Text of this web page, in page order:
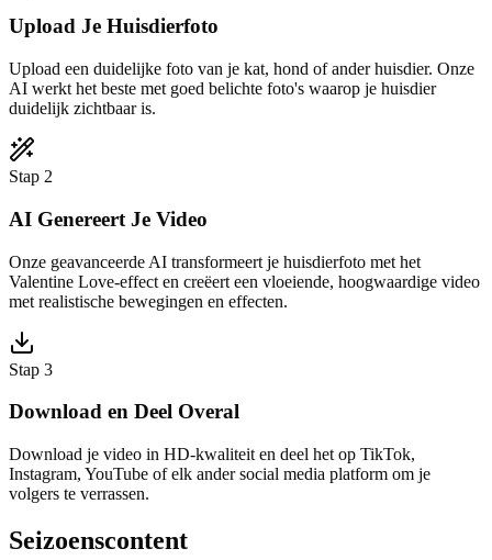
Upload Je Huisdierfoto
Upload een duidelijke foto van je kat, hond of ander huisdier. Onze
AI werkt het beste met goed belichte foto's waarop je huisdier
duidelijk zichtbaar is.
Stap 2
AI Genereert Je Video
Onze geavanceerde AI transformeert je huisdierfoto met het
Valentine Love-effect en creëert een vloeiende, hoogwaardige video
met realistische bewegingen en effecten.
Stap 3
Download en Deel Overal
Download je video in HD-kwaliteit en deel het op TikTok,
Instagram, YouTube of elk ander social media platform om je
volgers te verrassen.
Seizoenscontent